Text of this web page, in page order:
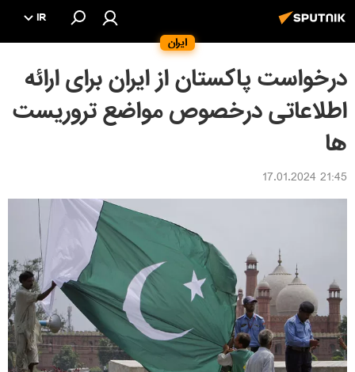
ایران
IR
درخواست پاکستان از ایران برای ارائه
اطلاعاتی درخصوص مواضع تروریست
ها
21:45 17.01.2024